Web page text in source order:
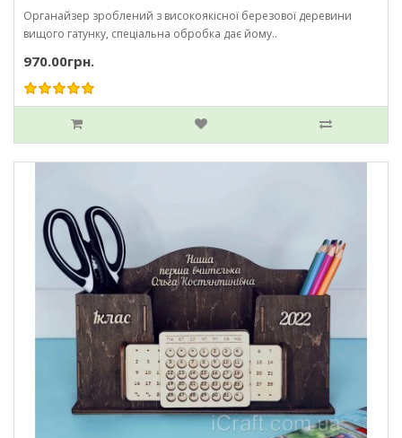
Органайзер зроблений з високоякісної березової деревини
вищого гатунку, спеціальна обробка дає йому..
970.00грн.